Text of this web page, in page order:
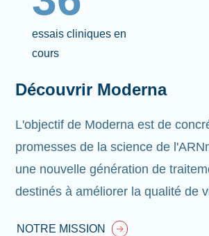
essais cliniques en
cours
Découvrir Moderna
L'objectif de Moderna est de
promesses de la science de
une nouvelle génération de
destinés à améliorer la qualité de
NOTRE MISSION